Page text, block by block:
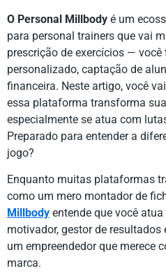
O Personal Millbody é um
para personal trainers que vai
prescrição de exercícios — você
personalizado, captação de
financeira. Neste artigo, você
essa plataforma transforma
especialmente se atua com
Preparado para entender a
jogo?
Enquanto muitas plataformas
como um mero montador de
Millbody entende que você
motivador, gestor de resultados
um empreendedor que merece
marca.